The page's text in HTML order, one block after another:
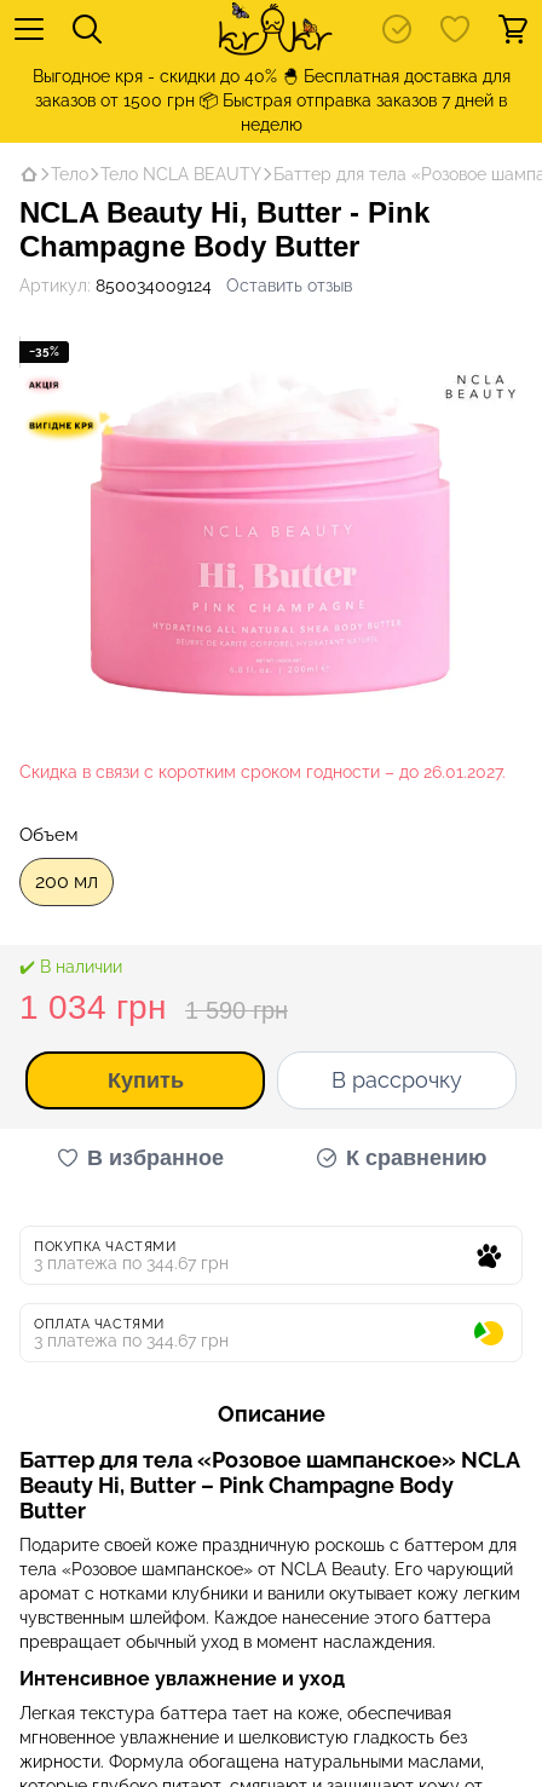
Выгодное кря - скидки до 40% 🐣 Бесплатная доставка для
заказов от 1500 грн 📦 Быстрая отправка заказов 7 дней в
неделю
Тело Тело NCLA BEAUTY Баттер для тела «Розовое
NCLA Beauty Hi, Butter - Pink
Champagne Body Butter
Артикул: 850034009124 Оставить отзыв
−35%
Скидка в связи с коротким сроком годности – до 26.01.2027.
Объем
200 мл
✔️ В наличии
1 034 грн 1 590 грн
Купить В рассрочку
В избранное К сравнению
ПОКУПКА ЧАСТЯМИ
3 платежа по 344.67 грн
ОПЛАТА ЧАСТЯМИ
3 платежа по 344.67 грн
Описание
Баттер для тела «Розовое шампанское» NCLA
Beauty Hi, Butter – Pink Champagne Body
Butter
Подарите своей коже праздничную роскошь с баттером для
тела «Розовое шампанское» от NCLA Beauty. Его чарующий
аромат с нотками клубники и ванили окутывает кожу легким
чувственным шлейфом. Каждое нанесение этого баттера
превращает обычный уход в момент наслаждения.
Интенсивное увлажнение и уход
Легкая текстура баттера тает на коже, обеспечивая
мгновенное увлажнение и шелковистую гладкость без
жирности. Формула обогащена натуральными маслами,